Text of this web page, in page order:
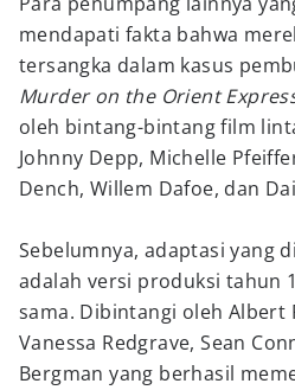
mendapati fakta bahwa
tersangka dalam kasus
Murder on the Orient
oleh bintang-bintang film
Johnny Depp, Michelle
Dench, Willem Dafoe, dan
Sebelumnya, adaptasi yang
adalah versi produksi tahun
sama. Dibintangi oleh Albert
Vanessa Redgrave, Sean
Bergman yang berhasil